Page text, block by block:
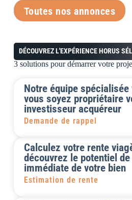
Toutes nos annonces
DÉCOUVREZ L'EXPÉRIENCE HORUS
3 solutions pour démarrer votre
Notre équipe spécialisée
vous soyez propriétaire
investisseur acquéreur
Demande de rappel
Calculez votre rente
découvrez le potentiel
immédiate de votre bien
Estimation de rente